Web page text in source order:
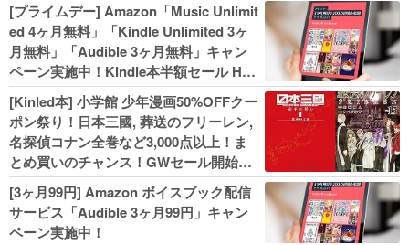
[プライムデー] Amazon「Music Unlimit
ed 4ヶ月無料」「Kindle Unlimited 3ヶ
月無料」「Audible 3ヶ月無料」キャン
ペーン実施中！Kindle本半額セール HU
NTER×HUNTERなど集英社、無職転生,
幼女戦記などKADOKAWA、キャプテン
翼100円セールも！
[Kinled本] 小学館 少年漫画50%OFFクー
ポン祭り！日本三國, 葬送のフリーレン,
名探偵コナン全巻など3,000点以上！ま
とめ買いのチャンス！GWセール開始！
人気コミック多数 カドカワ祭やIT関連本
がセールに！
[3ヶ月99円] Amazon ボイスブック配信
サービス「Audible 3ヶ月99円」キャン
ペーン実施中！